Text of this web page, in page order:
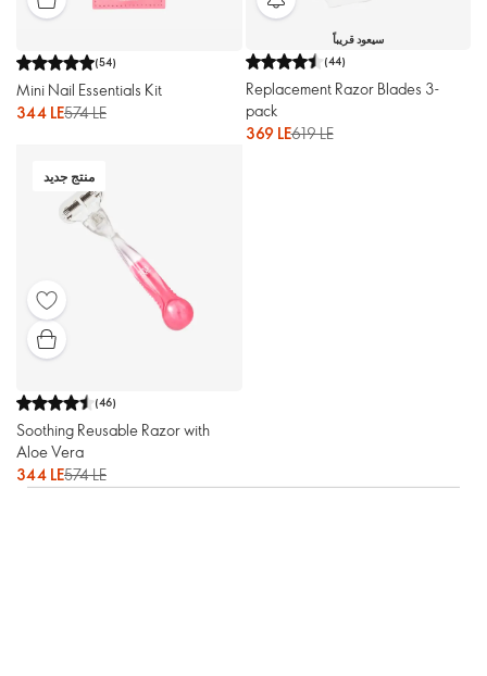
(54)
Mini Nail Essentials Kit
344 LE574 LE
سيعود قريباً
(44)
Replacement Razor Blades 3-
pack
369 LE619 LE
منتج جديد
(46)
Soothing Reusable Razor with
Aloe Vera
344 LE574 LE